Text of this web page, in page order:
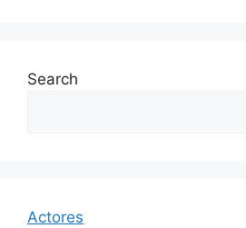
Search
Actores